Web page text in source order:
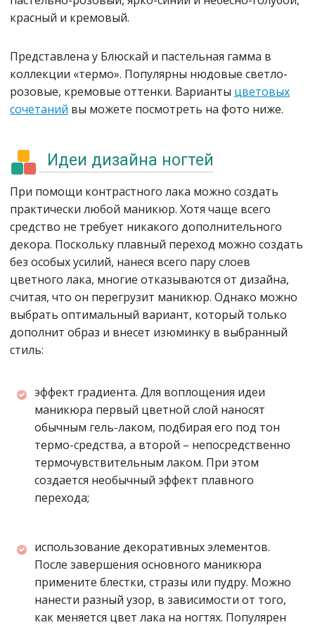
красный и кремовый.
Представлена у Блюскай и пастельная гамма в
коллекции «термо». Популярны нюдовые светло-
розовые, кремовые оттенки. Варианты цветовых
сочетаний вы можете посмотреть на фото ниже.
Идеи дизайна ногтей
При помощи контрастного лака можно создать
практически любой маникюр. Хотя чаще всего
средство не требует никакого дополнительного
декора. Поскольку плавный переход можно создать
без особых усилий, нанеся всего пару слоев
цветного лака, многие отказываются от дизайна,
считая, что он перегрузит маникюр. Однако можно
выбрать оптимальный вариант, который только
дополнит образ и внесет изюминку в выбранный
стиль:
эффект градиента. Для воплощения идеи
маникюра первый цветной слой наносят
обычным гель-лаком, подбирая его под тон
термо-средства, а второй – непосредственно
термочувствительным лаком. При этом
создается необычный эффект плавного
перехода;
использование декоративных элементов.
После завершения основного маникюра
примените блестки, стразы или пудру. Можно
нанести разный узор, в зависимости от того,
как меняется цвет лака на ногтях. Популярен